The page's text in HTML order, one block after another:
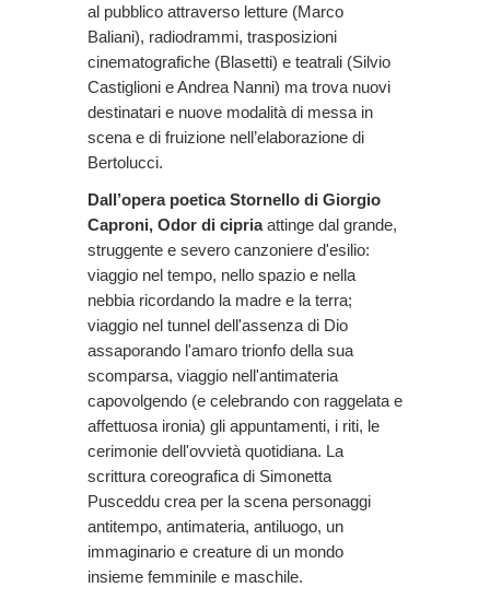
al pubblico attraverso letture (Marco
Baliani), radiodrammi, trasposizioni
cinematografiche (Blasetti) e teatrali (Silvio
Castiglioni e Andrea Nanni) ma trova nuovi
destinatari e nuove modalità di messa in
scena e di fruizione nell’elaborazione di
Bertolucci.
Dall’opera poetica Stornello di Giorgio
Caproni, Odor di cipriaattinge dal grande,
struggente e severo canzoniere d'esilio:
viaggio nel tempo, nello spazio e nella
nebbia ricordando la madre e la terra;
viaggio nel tunnel dell'assenza di Dio
assaporando l'amaro trionfo della sua
scomparsa, viaggio nell'antimateria
capovolgendo (e celebrando con raggelata e
affettuosa ironia) gli appuntamenti, i riti, le
cerimonie dell'ovvietà quotidiana. La
scrittura coreografica di Simonetta
Pusceddu crea per la scena personaggi
antitempo, antimateria, antiluogo, un
immaginario e creature di un mondo
insieme femminile e maschile.